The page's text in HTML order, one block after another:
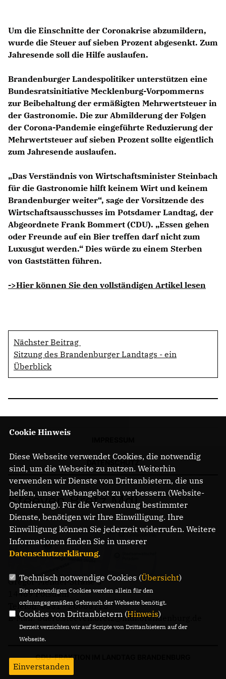
Um die Einschnitte der Coronakrise abzumildern,
wurde die Steuer auf sieben Prozent abgesenkt. Zum
Jahresende soll die Hilfe auslaufen.
Brandenburger Landespolitiker unterstützen eine
Bundesratsinitiative Mecklenburg-Vorpommerns
zur Beibehaltung der ermäßigten Mehrwertsteuer in
der Gastronomie. Die zur Abmilderung der Folgen
der Corona-Pandemie eingeführte Reduzierung der
Mehrwertsteuer auf sieben Prozent sollte eigentlich
zum Jahresende auslaufen.
Das Verständnis von Wirtschaftsminister Steinbach
für die Gastronomie hilft keinem Wirt und keinem
Brandenburger weiter“, sage der Vorsitzende des
Wirtschaftsausschusses im Potsdamer Landtag, der
Abgeordnete Frank Bommert (CDU). „Essen gehen
oder Freunde auf ein Bier treffen darf nicht zum
Luxusgut werden.“ Dies würde zu einem Sterben
von Gaststätten führen.
->Hier können Sie den vollständigen Artikel lesen
Nächster Beitrag
Sitzung des Brandenburger Landtags - ein
Überblick
Steeven Bretz MdL
Gregor-Mendel-Straße 3
14469 Potsdam
Telefon: 0331 - 20085713
E-Mail: buero.steeven.bretz@mdl.brandenburg.de
CDU-FRAKTION IM LANDTAG BRANDENBURG
Cookie Hinweis
Diese Webseite verwendet Cookies, die notwendig
sind, um die Webseite zu nutzen. Weiterhin
verwenden wir Dienste von Drittanbietern, die uns
helfen, unser Webangebot zu verbessern (Website-
Optmierung). Für die Verwendung bestimmter
Dienste, benötigen wir Ihre Einwilligung. Ihre
Einwilligung können Sie jederzeit widerrufen. Weitere
Informationen finden Sie in unserer
Datenschutzerklärung.
Technisch notwendige Cookies (Übersicht)
Die notwendigen Cookies werden allein für den
ordnungsgemäßen Gebrauch der Webseite benötigt.
Cookies von Drittanbietern (Hinweis)
Derzeit verzichten wir auf Scripte von Drittanbietern auf der
Webseite.
Einverstanden